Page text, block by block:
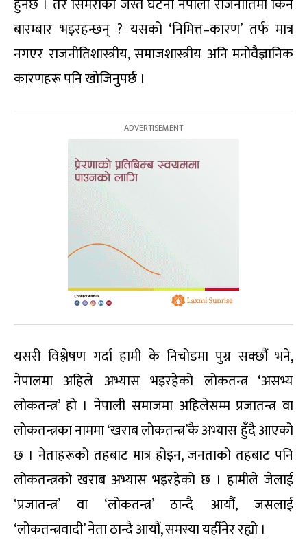
बारम्बार भइरहन्छन् ? यसको ‘निमित्त–कारण’ तर्फ मात्र
नगएर राजनीतिशास्त्रीय, समाजशास्त्रीय अनि मनोवैज्ञानिक
कारणहरू पनि खोजिनुपर्छ ।
यसरी विश्लेषण गर्दा हामी के निचोडमा पुग्न सक्छौं भने,
नेपालमा अहिले अभ्यास भइरहेको लोकतन्त्र ‘असभ्य
लोकतन्त्र’ हो । नेपाली समाजमा अहिलेसम्म प्रजातन्त्र वा
लोकतन्त्रका नाममा ‘खराब लोकतन्त्र’कै अभ्यास हुँदै आएको
छ । नेताहरूको तहबाट मात्र होइन, जनताको तहबाट पनि
लोकतन्त्रको खराब अभ्यास भइरहेको छ । हामीले जेलाई
‘प्रजातन्त्र’ वा ‘लोकतन्त्र’ ठान्दै आयौं, जसलाई
‘लोकतन्त्रवादी’ नेता ठान्दै आयौं, समस्या यहीँनेर रह्यो ।